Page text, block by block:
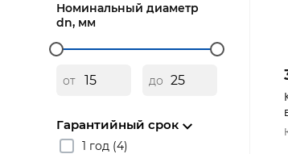
Номинальный диаметр
dn, мм
от до
Гарантийный срок
1 год (4)